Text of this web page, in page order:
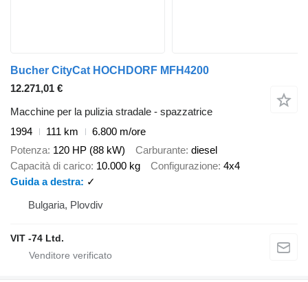
Bucher CityCat HOCHDORF MFH4200
12.271,01 €
Macchine per la pulizia stradale - spazzatrice
1994
111 km
6.800 m/ore
Potenza 120 HP (88 kW) Carburante diesel
Capacità di carico 10.000 kg Configurazione 4x4
Guida a destra
✓
Bulgaria, Plovdiv
VIT -74 Ltd.